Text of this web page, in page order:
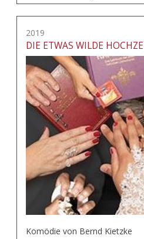
2019
DIE ETWAS WILDE
Komödie von Bernd Kietzke